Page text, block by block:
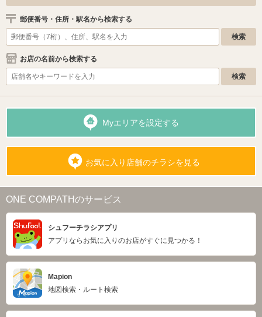
郵便番号・住所・駅名から検索する
お店の名前から検索する
Myエリアを設定する
お気に入り店舗のチラシを見る
ONE COMPATHのサービス
シュフーチラシアプリ
アプリならお気に入りのお店がすぐに見つかる！
Mapion
地図検索・ルート検索